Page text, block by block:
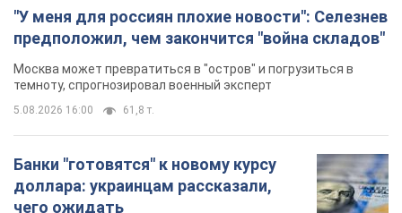
"У меня для россиян плохие новости": Селезнев
предположил, чем закончится "война складов"
Москва может превратиться в "остров" и погрузиться в
темноту, спрогнозировал военный эксперт
5.08.2026 16:00 61,8 т.
Банки "готовятся" к новому курсу
доллара: украинцам рассказали,
чего ожидать